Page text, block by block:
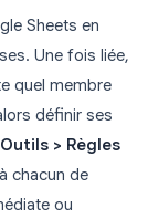
Sheets en
Une fois liée,
quel membre
définir ses
Outils > Règles
chacun de
ou